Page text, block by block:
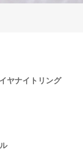
ヤナイトリング